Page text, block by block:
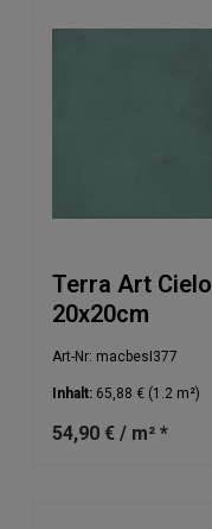
Terra Art Cielo
20x20cm
Art-Nr: macbesI377
Inhalt: 65,88 € (1.2 m²)
54,90 € / m² *